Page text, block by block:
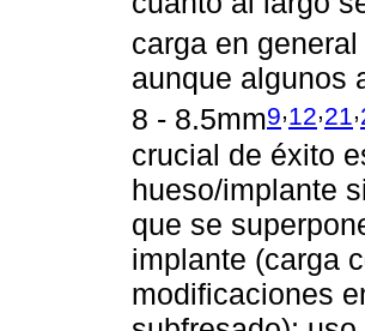
carga en
aunque algunos
8 - 8.5mm9,12,21 ,
crucial de éxito
hueso/implante
que se
implante (carga
modificaciones